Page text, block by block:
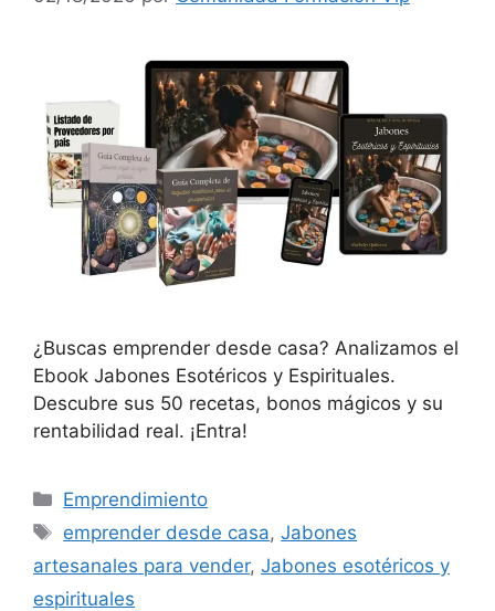
¿Buscas emprender desde casa? Analizamos el
Ebook Jabones Esotéricos y Espirituales.
Descubre sus 50 recetas, bonos mágicos y su
rentabilidad real. ¡Entra!
Categorías
Emprendimiento
Etiquetas
emprender desde casa,Jabones
artesanales para vender, Jabones esotéricos y
espirituales